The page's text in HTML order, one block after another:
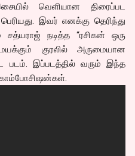
வெளியான திரைப்பட
இவர் எனக்கு தெரிந்து
நடித்த “ரசிகன் ஒரு
குரலில் அருமையான
இப்படத்தில் வரும் இந்த